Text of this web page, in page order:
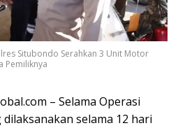
Situbondo Serahkan 3 Unit Motor
Pemiliknya
– Selama Operasi
selama 12 hari